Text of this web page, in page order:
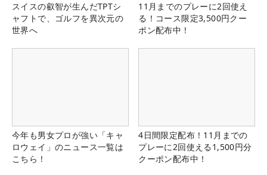
スイスの叡智が生んだTPTシ
ャフトで、ゴルフを異次元の
世界へ
11月までのプレーに2回使え
る！コース限定3,500円クー
ポン配布中！
今年も男女プロが強い「キャ
ロウェイ」のニュース一覧は
こちら！
4日間限定配布！11月までの
プレーに2回使える1,500円分
クーポン配布中！